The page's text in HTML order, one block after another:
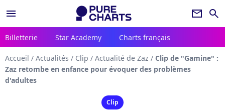
menu newsletter search
Billetterie Star Academy Charts français
Accueil / Actualités / Clip / Actualité de Zaz / Clip de "Gamine" :
Zaz retombe en enfance pour évoquer des problèmes
d'adultes
Clip